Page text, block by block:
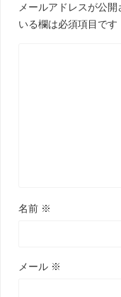
メールアドレスが公開
いる欄は必須項目です
名前 ※
メール ※